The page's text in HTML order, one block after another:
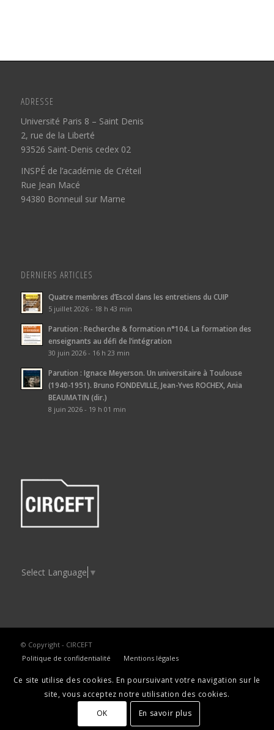
ADRESSE
Université Paris 8 – Saint Denis
2, rue de la Liberté
93526 Saint-Denis cedex 02
INSPÉ de l’académie de Créteil
Rue Jean Macé
94380 Bonneuil sur Marne
DERNIERS ARTICLES
Quatre membres d’Escol dans les entretiens du CUIP
5 juillet 2026 - 18 h 43 min
Parution : Recherche & formation n°104. La formation des
enseignants au défi de l’intégration
30 juin 2026 - 16 h 23 min
Parution : Ignace Meyerson. Un universitaire à Toulouse
(1940-1951). Bruno FONDEVILLE, Jean-Yves ROCHEX, Ania
BEAUMATIN (dir.)
8 juin 2026 - 19 h 01 min
Select Language ▼
© Copyright - CIRCEFT
Politique de confidentialité
Mentions légales
Ce site utilise des cookies. En poursuivant votre navigation sur le
site, vous acceptez notre utilisation des cookies.
OK
En savoir plus